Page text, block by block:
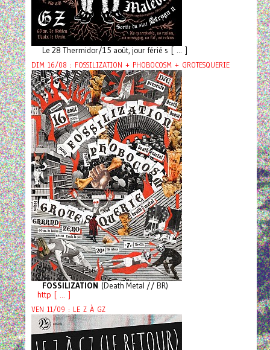
Le 28 Thermidor/15 août, jour férié s [ ... ]
DIM 16/08 : FOSSILIZATION + PHOBOCOSM + GROTESQUERIE
FOSSILIZATION (Death Metal // BR)
http [ ... ]
VEN 11/09 : LE Z À GZ